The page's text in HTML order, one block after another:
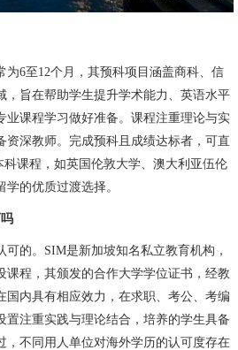
为6至12个月，其预科项目涵盖商科、信
，旨在帮助学生提升学术能力、英语水平
业课程学习做好准备。课程注重理论与实
资深教师。完成预科且成绩达标者，可直
课程，如英国伦敦大学、澳大利亚伍伦
的优质过渡选择。
的。SIM是新加坡知名私立教育机构，
课程，其颁发的合作大学学位证书，经教
国内具有相应效力，在求职、考公、考编
置注重实践与理论结合，培养的学生具备
，不同用人单位对海外学历的认可度存在